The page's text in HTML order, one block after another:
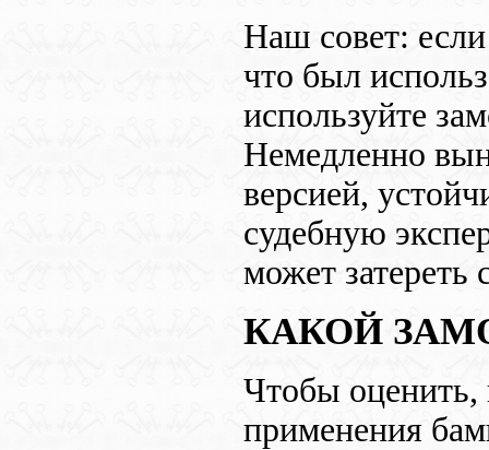
Наш совет: если
что был
используйте
Немедленно
версией,
судебную
может затереть
КАКОЙ
Чтобы оценить,
применения